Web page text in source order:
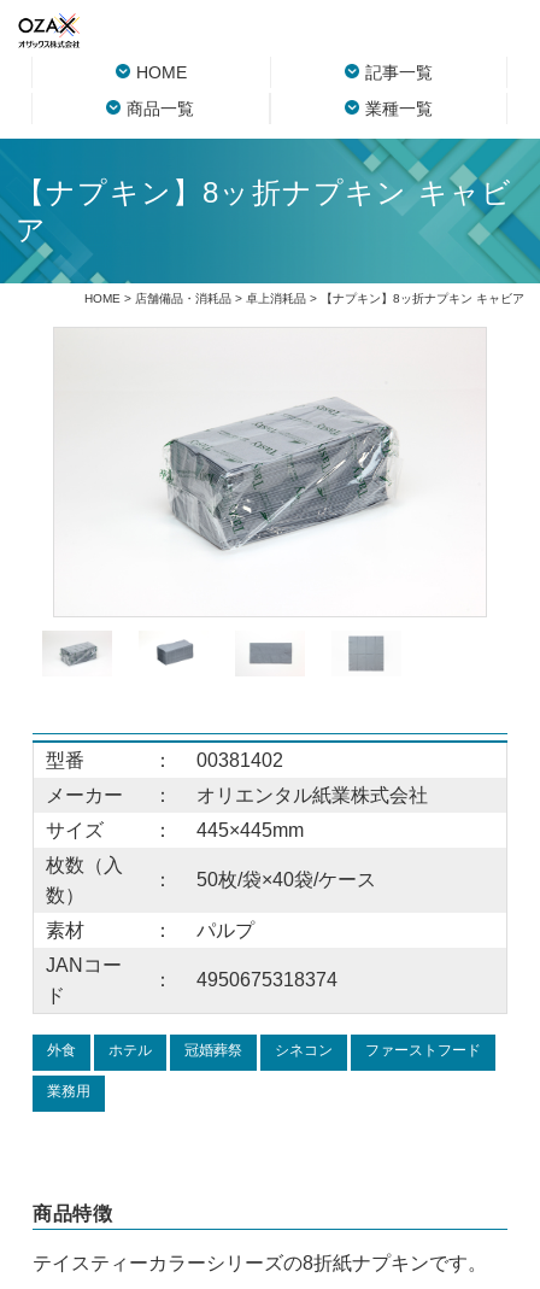
HOME
記事一覧
商品一覧
業種一覧
【ナプキン】8ッ折ナプキン キャビ
ア
HOME > 店舗備品・消耗品> 卓上消耗品> 【ナプキン】8ッ折ナプキン キャビア
型番 ：
00381402
メーカー
：
オリエンタル紙業株式会社
サイズ
：
445×445mm
枚数（入
数）
： 50枚/袋×40袋/ケース
素材 ：
パルプ
JANコー
ド
： 4950675318374
外食 ホテル 冠婚葬祭 シネコン ファーストフード
業務用
商品特徴
テイスティーカラーシリーズの8折紙ナプキンです。